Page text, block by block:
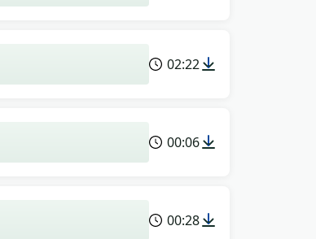
02:22
00:06
00:28